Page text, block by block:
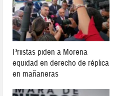
Priistas piden a Morena
equidad en derecho de réplica
en mañaneras